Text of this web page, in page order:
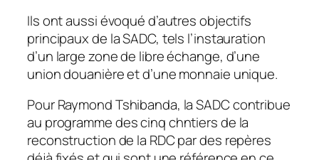
Ils ont aussi évoqué d’autres objectifs
principaux de la SADC, tels l’instauration
d’un large zone de libre échange, d’une
union douanière et d’une monnaie unique.
Pour Raymond Tshibanda, la SADC contribue
au programme des cinq chntiers de la
reconstruction de la RDC par des repères